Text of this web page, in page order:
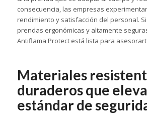
consecuencia, las empresas
rendimiento y satisfacción del personal.
prendas ergonómicas y altamente
Antiflama Protect está lista para
Materiales
duraderos que
estándar de